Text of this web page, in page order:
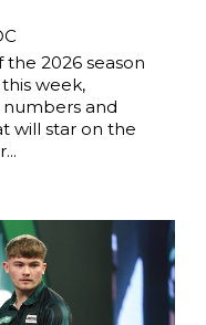
2026 season
numbers and
will star on the